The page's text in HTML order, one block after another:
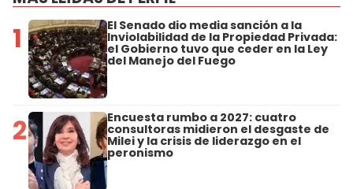
1 El Senado dio media sanción a la
Inviolabilidad de la Propiedad Privada:
el Gobierno tuvo que ceder en la Ley
del Manejo del Fuego
2 Encuesta rumbo a 2027: cuatro
consultoras midieron el desgaste de
Milei y la crisis de liderazgo en el
peronismo